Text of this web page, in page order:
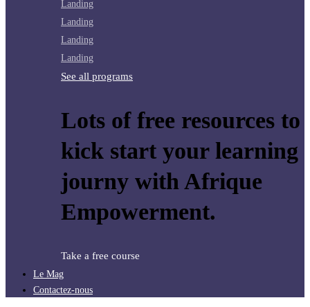
Landing
Landing
Landing
Landing
See all programs
Lots of free resources to
kick start your learning
journy with Afrique
Empowerment.
Take a free course
Le Mag
Contactez-nous